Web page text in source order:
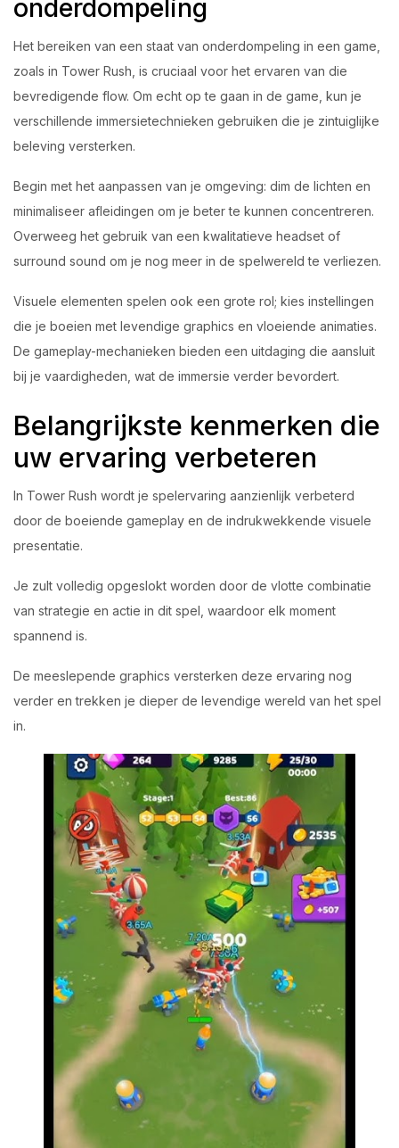
onderdompeling
Het bereiken van een staat van onderdompeling in een game,
zoals in Tower Rush, is cruciaal voor het ervaren van die
bevredigende flow. Om echt op te gaan in de game, kun je
verschillende immersietechnieken gebruiken die je zintuiglijke
beleving versterken.
Begin met het aanpassen van je omgeving: dim de lichten en
minimaliseer afleidingen om je beter te kunnen concentreren.
Overweeg het gebruik van een kwalitatieve headset of
surround sound om je nog meer in de spelwereld te verliezen.
Visuele elementen spelen ook een grote rol; kies instellingen
die je boeien met levendige graphics en vloeiende animaties.
De gameplay-mechanieken bieden een uitdaging die aansluit
bij je vaardigheden, wat de immersie verder bevordert.
Belangrijkste kenmerken die
uw ervaring verbeteren
In Tower Rush wordt je spelervaring aanzienlijk verbeterd
door de boeiende gameplay en de indrukwekkende visuele
presentatie.
Je zult volledig opgeslokt worden door de vlotte combinatie
van strategie en actie in dit spel, waardoor elk moment
spannend is.
De meeslepende graphics versterken deze ervaring nog
verder en trekken je dieper de levendige wereld van het spel
in.